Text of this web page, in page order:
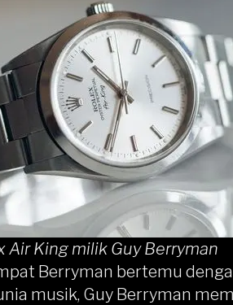
Air King milik Guy Berryman
Berryman bertemu
musik, Guy Berryman